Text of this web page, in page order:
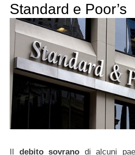
Standard e Poor’s
Il debito sovrano di alcuni